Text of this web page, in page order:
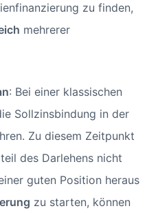
zu finden,
mehrerer
: Bei einer klassischen
Sollzinsbindung in der
Zu diesem Zeitpunkt
des Darlehens nicht
guten Position heraus
zu starten, können